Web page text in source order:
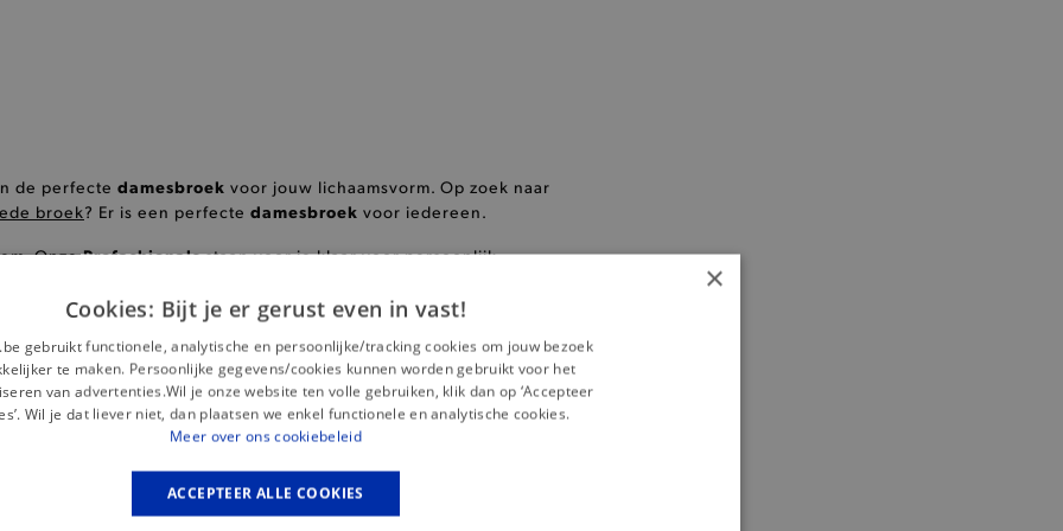
de perfecte damesbroek voor jouw lichaamsvorm. Op zoek naar
broek? Er is een perfecte damesbroek voor iedereen.
OnzeProfashionalsstaan voor je klaar voor persoonlijk
als hun broekzak en linken de juiste pasvorm feilloos aan
Met onze tips helpen we je op weg in je zoektocht. Er
het beste flatteert.
het type taille welke broek het beste bij je past.
even belangrijk als de pasvorm.
heupen en dijen.
×
Cookies: Bijt je er gerust even in vast!
gebruikt functionele, analytische en persoonlijke/tracking cookies om jouw bezoek
te maken. Persoonlijke gegevens/cookies kunnen worden gebruikt voor het
van advertenties.Wil je onze website ten volle gebruiken, klik dan op ‘Accepteer
Wil je dat liever niet, dan plaatsen we enkel functionele en analytische cookies.
Meer over ons cookiebeleid
ACCEPTEER ALLE COOKIES